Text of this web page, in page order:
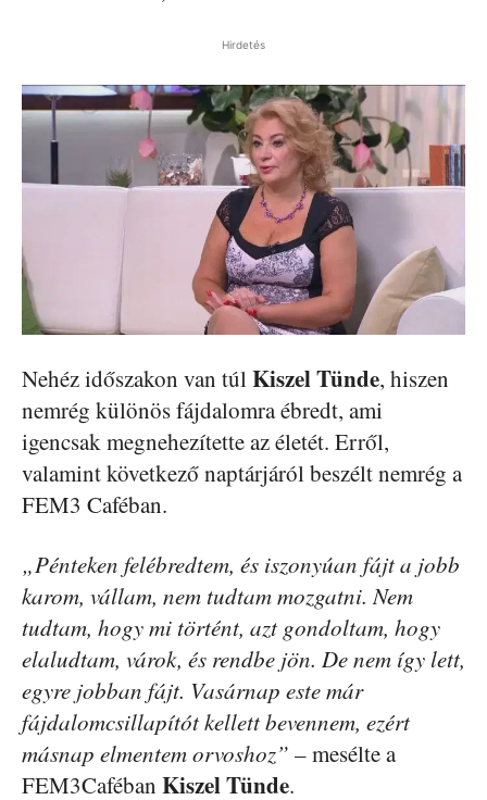
Hirdetés
Nehéz időszakon van túl Kiszel Tünde, hiszen
nemrég különös fájdalomra ébredt, ami
igencsak megnehezítette az életét. Erről,
valamint következő naptárjáról beszélt nemrég a
FEM3 Caféban.
„Pénteken felébredtem, és iszonyúan fájt a jobb
karom, vállam, nem tudtam mozgatni. Nem
tudtam, hogy mi történt, azt gondoltam, hogy
elaludtam, várok, és rendbe jön. De nem így lett,
egyre jobban fájt. Vasárnap este már
fájdalomcsillapítót kellett bevennem, ezért
másnap elmentem orvoshoz” – mesélte a
FEM3Caféban Kiszel Tünde.